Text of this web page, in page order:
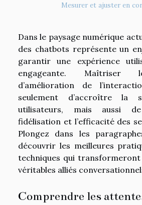
Mesurer et ajuster en
Dans le paysage numérique
des chatbots représente un
garantir une expérience
engageante. Maîtriser
d’amélioration de
seulement d’accroître la
utilisateurs, mais aussi
fidélisation et l’efficacité des
Plongez dans les
découvrir les meilleures
techniques qui
véritables alliés
Comprendre les